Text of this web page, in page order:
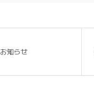
知らせ